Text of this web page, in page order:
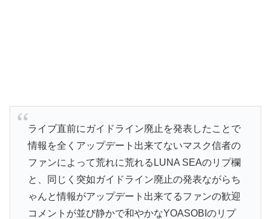
ライブ直前にガイドライン廃止を発表したことで
情報を全くアップデート出来てないマスク信者の
ファンによって荒れに荒れるLUNA SEAのリプ欄
と、同じく突如ガイドライン廃止の発表ながらち
ゃんと情報がアップデート出来てるファンの歓迎
コメントが並び静かで和やかなYOASOBIのリプ